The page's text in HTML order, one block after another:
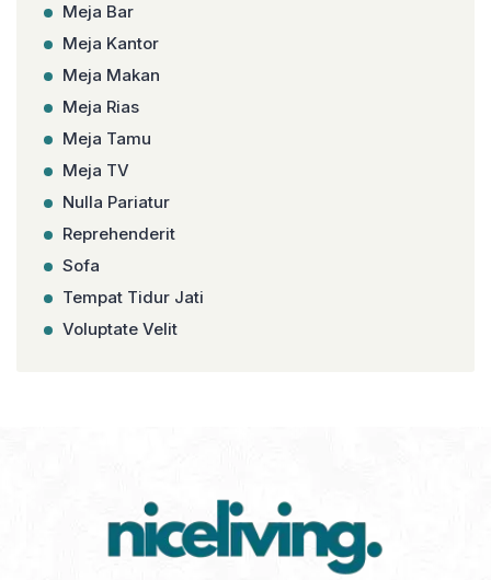
Meja Bar
Meja Kantor
Meja Makan
Meja Rias
Meja Tamu
Meja TV
Nulla Pariatur
Reprehenderit
Sofa
Tempat Tidur Jati
Voluptate Velit